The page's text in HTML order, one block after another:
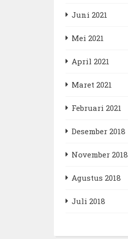
Juni 2021
Mei 2021
April 2021
Maret 2021
Februari 2021
Desember 2018
November 2018
Agustus 2018
Juli 2018